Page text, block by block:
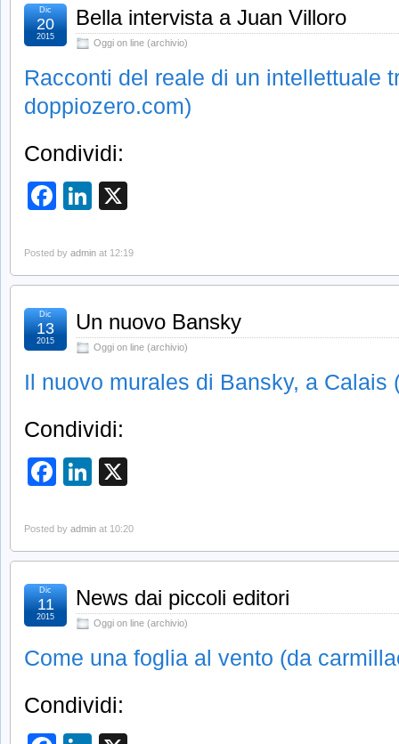
Bella intervista a Juan Villoro
Oggi on line (archivio)
Dic
20
2015
Racconti del reale di un intellettuale
doppiozero.com)
Condividi:
Facebook
LinkedIn
Posted by admin at 12:19
Un nuovo Bansky
Oggi on line (archivio)
Dic
13
2015
Il nuovo murales di Bansky, a Calais
Condividi:
Facebook
LinkedIn
Posted by admin at 10:20
News dai piccoli editori
Oggi on line (archivio)
Dic
11
2015
Come una foglia al vento (da
Condividi: